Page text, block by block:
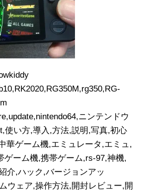
ニンテンドウ
使い方,導入,方法,説明,写真,初心
華ゲーム機,エミュレータ,エミュ,
ゲーム機,携帯ゲーム,rs-97,神機,
介,ハック,バージョンアッ
ウェア,操作方法,開封レビュー,開